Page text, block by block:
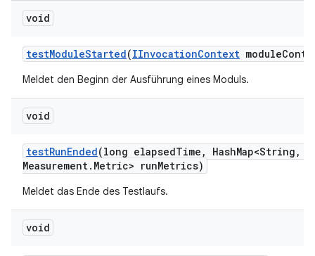
void
testModuleStarted(IInvocationContext module
Meldet den Beginn der Ausführung eines Moduls.
void
testRunEnded(long elapsedTime , HashMap<String ,
Measurement. Metric> runMetrics)
Meldet das Ende des Testlaufs.
void